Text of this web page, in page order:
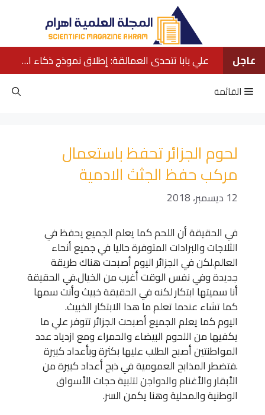
عاجل
علي بابا تتحدى العمالقة: إطلاق نموذج ذكاء اصطناعي ينافس كبار الشركات الأمريكية
القائمة
لحوم الجزائر تحفظ باستعمال
مركب حفظ الجثث الادمية
12 ديسمبر، 2018
في الحقيقة أن اللحم كما يعلم الجميع يحفظ في
الثلاجات والبرادات المتوفرة حاليا في جميع أنحاء
العالم.لكن في الجزائر اليوم أصبحت هناك طريقة
جديدة وفي نفس الوقت أغرب من الخيال.في الحقيقة
أنا سميتها ابتكار لكنه في الحقيقة خبيث وأنت سمها
كما تشاء عندما تعلم ما هدا الابتكار الخبيث.
اليوم كما يعلم الجميع أصبحت الجزائر تتوفر علي ما
يكفيها من اللحوم البيضاء والحمراء ومع ازدياد عدد
المواطنتين أصبح الطلب عليها بكثرة وبأعداد كبيرة
.فتضطر المذابح العمومية في ذبح أعداد كبيرة من
الأبقار والأغنام والدواجن لتلبية حجات الأسواق
الوطنية والمحلية وهنا يكمن السر.